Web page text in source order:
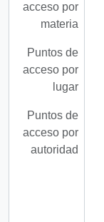
acceso por
materia
Puntos de
acceso por
lugar
Puntos de
acceso por
autoridad